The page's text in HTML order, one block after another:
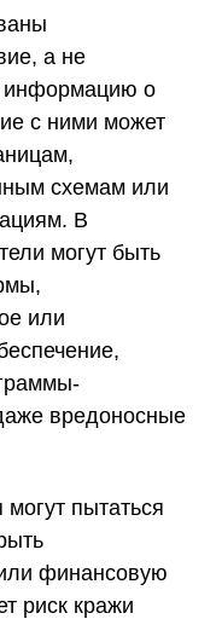
а не
информацию о
с ними может
схемам или
В
могут быть
или
вредоносные
пытаться
финансовую
риск кражи